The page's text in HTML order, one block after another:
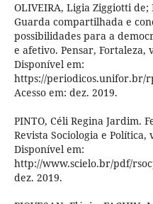
OLIVEIRA, Ligia Ziggiotti
Guarda compartilhada e
possibilidades para a
e afetivo. Pensar, Fortaleza,
Disponível em:
https://periodicos.unifor.br/
Acesso em: dez. 2019.
PINTO, Céli Regina Jardim.
Revista Sociologia e Política,
Disponível em:
http://www.scielo.br/pdf/
dez. 2019.